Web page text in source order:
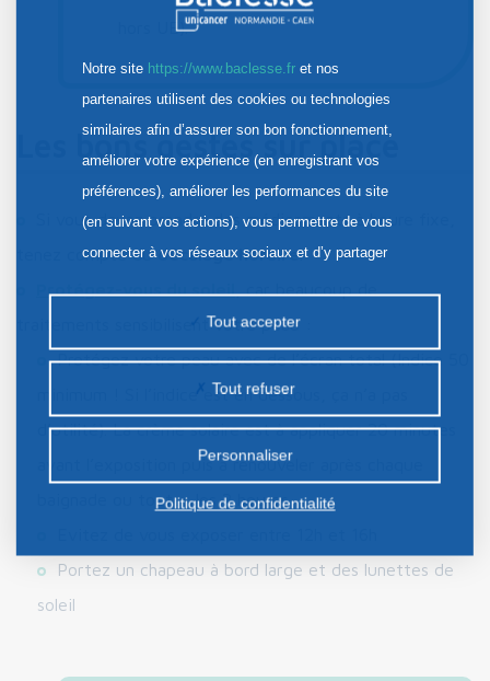
hors UE).
Les bons gestes sur place
Si vous devez prendre des médicaments à heure fixe,
tenez compte dudécalage horaire.
Protégez-vous du soleil,car beaucoup de
traitements sensibilisent votre peau :
Protégez votre peau avec de l’écran total (Indice 50
minimum ! Si l’indice est en dessous, ça n’a pas
d’utilité). La crème solaire est à appliquer 20 minutes
avant l’exposition puis à renouveler après chaque
baignade ou toutes les 2 heures.
Portez un chapeau à bord large et des lunettes de
soleil
Notre site https://www.baclesse.fret nos
partenaires utilisent des cookies ou technologies
similaires afin d’assurer son bon fonctionnement,
améliorer votre expérience (en enregistrant vos
préférences), améliorer les performances du site
(en suivant vos actions), vous permettre de vous
connecter à vos réseaux sociaux et d’y partager
la publicité personnalisée sur notre site ou ceux de
nos partenaires. Certains traceurs non classés
préalable.
Tout accepter
Tout refuser
Personnaliser
Politique de confidentialité